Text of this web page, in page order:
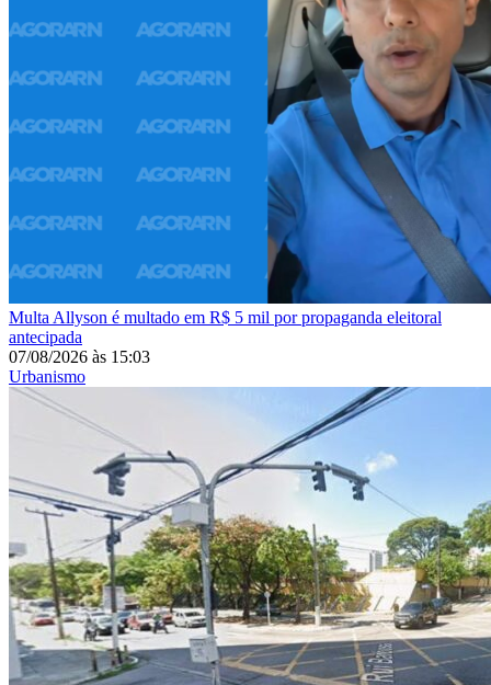
Multa Allyson é multado em R$ 5 mil por propaganda eleitoral
antecipada
07/08/2026 às 15:03
Urbanismo